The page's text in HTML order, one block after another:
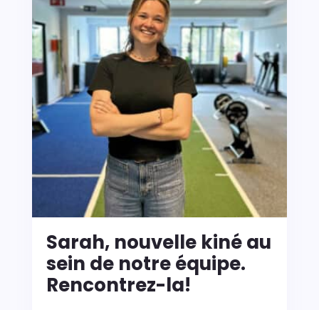
Sarah, nouvelle kiné au
sein de notre équipe.
Rencontrez-la!